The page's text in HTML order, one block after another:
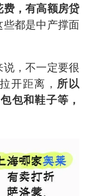
，有高额房贷
些都是中产撑面
，不一定要很
开距离， 所以
包和鞋子等，